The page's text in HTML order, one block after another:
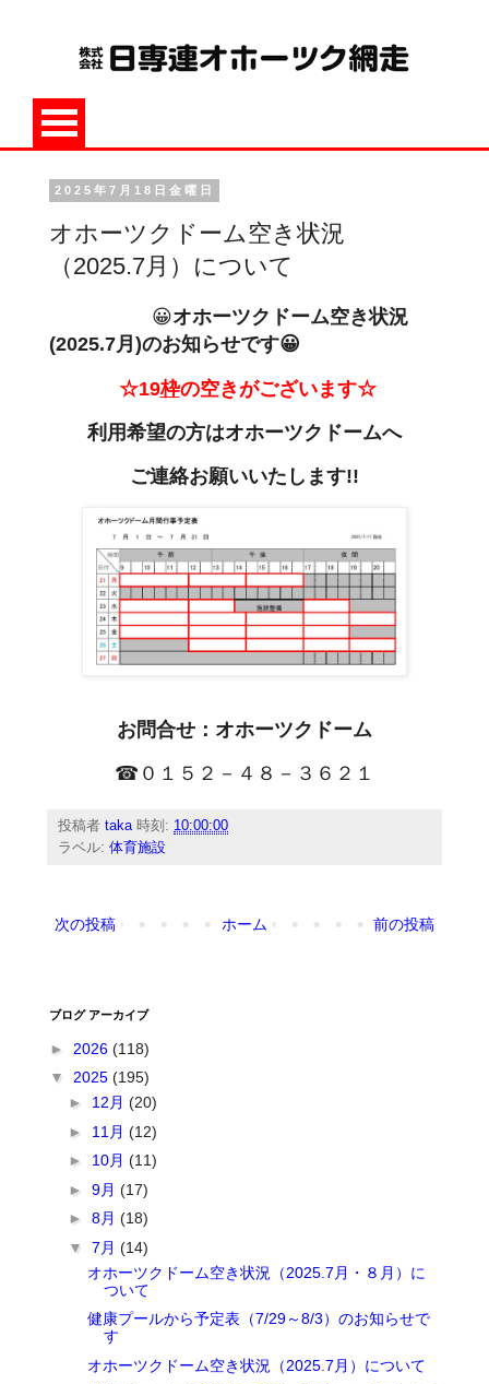
2025年7月18日金曜日
オホーツクドーム空き状況
（2025.7月）について
😀オホーツクドーム空き状況
(2025.7月)のお知らせです😀
☆19枠の空きがございます☆
利用希望の方はオホーツクドームへ
ご連絡お願いいたします!!
お問合せ：オホーツクドーム
☎０１５２－４８－３６２１
投稿者taka 時刻: 10:00:00
ラベル:体育施設
次の投稿 前の投稿
ホーム
ブログ アーカイブ
► 2026(118)
▼ 2025(195)
► 12月(20)
► 11月(12)
► 10月(11)
►9月(17)
►8月(18)
▼7月(14)
オホーツクドーム空き状況（2025.7月・８月）に
ついて
健康プールから予定表（7/29～8/3）のお知らせで
す
オホーツクドーム空き状況（2025.7月）について